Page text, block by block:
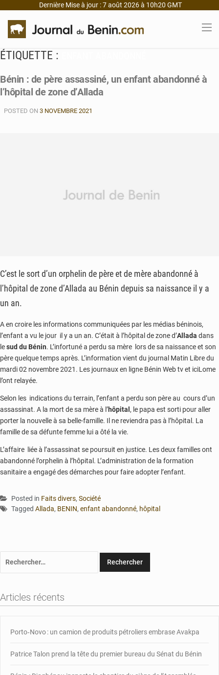
Dernière Mise à jour : 7 août 2026 à 10h20 GMT
ÉTIQUETTE :
Bénin : de père assassiné, un enfant abandonné à
l’hôpital de zone d’Allada
POSTED ON 3 NOVEMBRE 2021
C’est le sort d’un orphelin de père et de mère abandonné à
l’hôpital de zone d’Allada au Bénin depuis sa naissance il y a
un an.
A en croire les informations communiquées par les médias béninois,
l’enfant a vu le jour il y a un an. C’était à l’hôpital de zone d’Allada dans
lesud du Bénin. L’infortuné a perdu sa mère lors de sa naissance et son
père quelque temps après. L’information vient du journal Matin Libre du
mardi 02 novembre 2021. Les journaux en ligne Bénin Web tv et iciLome
l’ont relayée.
Selon les indications du terrain, l’enfant a perdu son père au cours d’un
assassinat. A la mort de sa mère à l’hôpital , le papa est sorti pour aller
porter la nouvelle à sa belle-famille. Il ne reviendra pas à l’hôpital. La
famille de sa défunte femme lui a ôté la vie.
L’affaire liée à l’assassinat se poursuit en justice. Les deux familles ont
abandonné l’orphelin à l’hôpital. L’administration de la formation
sanitaire a engagé des démarches pour faire adopter l’enfant.
Posted in Faits divers, Société
Tagged Allada, BENIN, enfant abandonné, hôpital
Articles récents
Porto‑Novo : un camion de produits pétroliers embrase Avakpa
Patrice Talon prend la tête du premier bureau du Sénat du Bénin